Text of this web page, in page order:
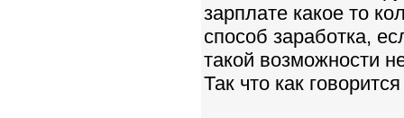
зарплате какое то
способ заработка,
такой возможности
Так что как